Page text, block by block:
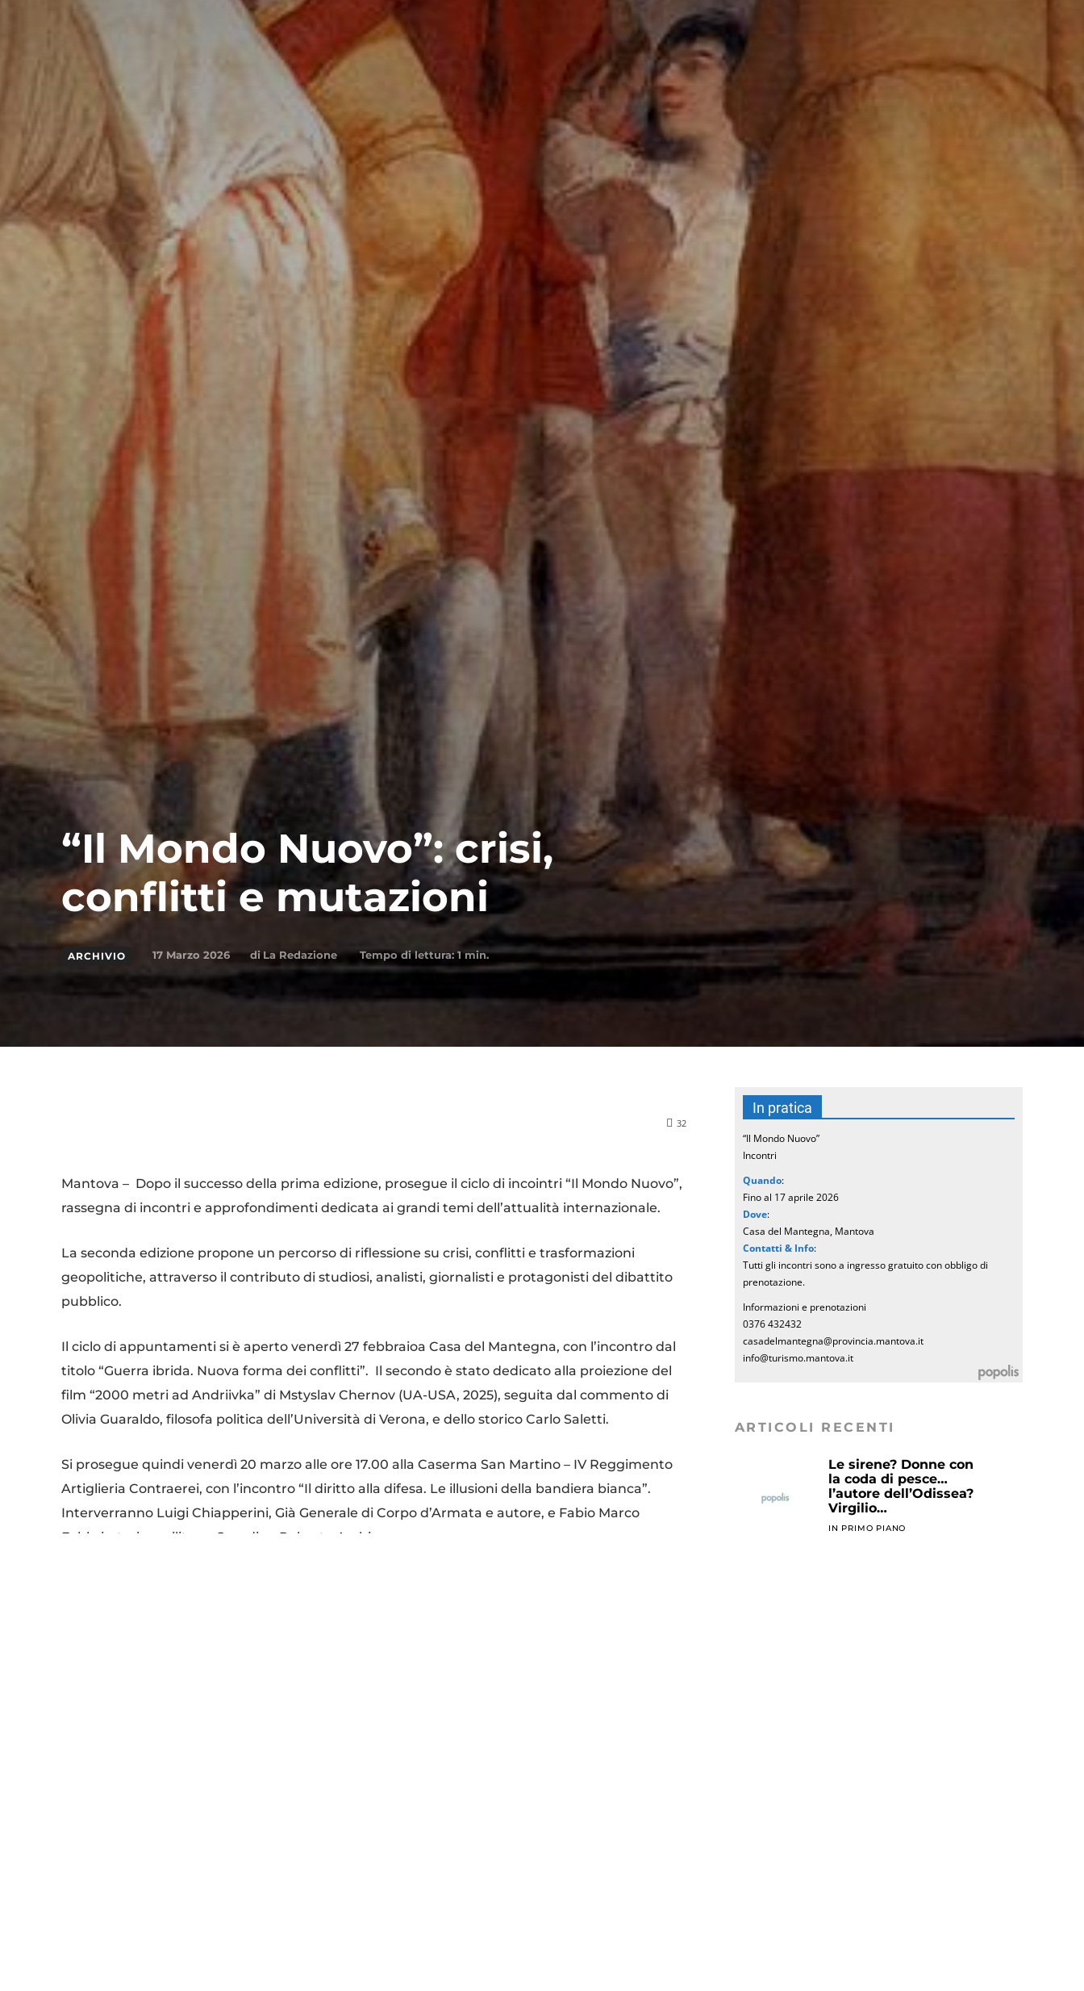
“Il Mondo Nuovo”: crisi,
conflitti e mutazioni
ARCHIVIO 17 Marzo 2026 diLa Redazione Tempo di lettura:1min.
32
Mantova – Dopo il successo della prima edizione, prosegue il ciclo di incointri “Il Mondo Nuovo”,
rassegna di incontri e approfondimenti dedicata ai grandi temi dell’attualità internazionale.
La seconda edizione propone un percorso di riflessione su crisi, conflitti e trasformazioni
geopolitiche, attraverso il contributo di studiosi, analisti, giornalisti e protagonisti del dibattito
pubblico.
Il ciclo di appuntamenti si è aperto venerdì 27 febbraioa Casa del Mantegna, con l’incontro dal
titolo “Guerra ibrida. Nuova forma dei conflitti”. Il secondo è stato dedicato alla proiezione del
film “2000 metri ad Andriivka” di Mstyslav Chernov (UA-USA, 2025), seguita dal commento di
Olivia Guaraldo, filosofa politica dell’Università di Verona, e dello storico Carlo Saletti.
Si prosegue quindi venerdì 20 marzo alle ore 17.00 alla Caserma San Martino – IV Reggimento
Artiglieria Contraerei, con l’incontro “Il diritto alla difesa. Le illusioni della bandiera bianca”.
Interverranno Luigi Chiapperini, Già Generale di Corpo d’Armata e autore, e Fabio Marco
Fabbri, storico militare. Coordina Roberto Archi.
In pratica
“Il Mondo Nuovo”
Incontri
Quando:
Fino al 17 aprile 2026
Dove:
Casa del Mantegna, Mantova
Contatti & Info:
Tutti gli incontri sono a ingresso gratuito con obbligo di
prenotazione.
Informazioni e prenotazioni
0376 432432
casadelmantegna@provincia.mantova.it
info@turismo.mantova.it
ARTICOLI RECENTI
Le sirene? Donne con
la coda di pesce…
l’autore dell’Odissea?
Virgilio…
IN PRIMO PIANO